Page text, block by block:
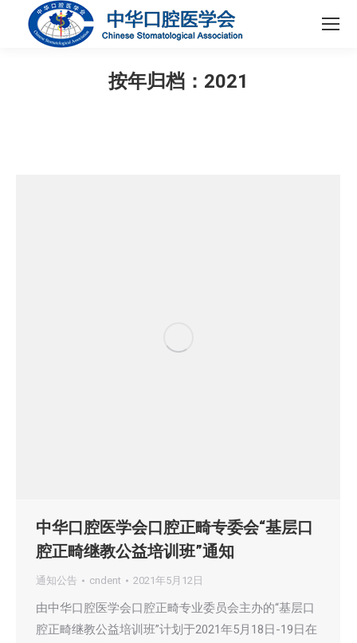
按年归档： 2021
中华口腔医学会口腔正畸专委会“基层口
腔正畸继教公益培训班”通知
通知公告 cndent 2021年5月12日
由中华口腔医学会口腔正畸专业委员会主办的“基层口
腔正畸继教公益培训班”计划于2021年5月18日-19日在